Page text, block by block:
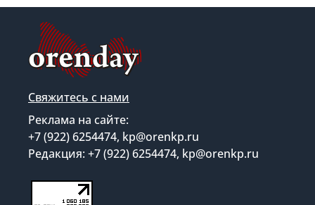
Свяжитесь с нами
Реклама на сайте:
+7 (922) 6254474, kp@orenkp.ru
Редакция: +7 (922) 6254474, kp@orenkp.ru